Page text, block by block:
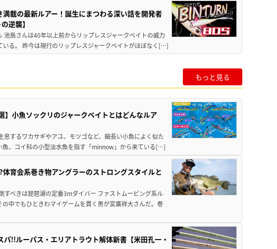
載の最新ルアー！誕生にまつわる深い話を開発者
逆襲】
島さんは40年以上前からリップレスジャークベイトの威力
る。 昨今は現行のリップレスジャークベイトがほぼなく[…]
もっと見る
】小魚ソックリのジャークベイトとはどんなルア
するワカサギやアユ、モツゴなど、細長い小魚によく似た
魚、コイ科の小型淡水魚を指す「minnow」から来ている[…]
育会系巻き物アングラーのストロングスタイルと
すべきは琵琶湖の定番3mダイバー ファストムービング系ル
中でもひときわマイゲームを貫く男が宮廣祥大さんだ。巻
!!ルーパス・エリアトラウト解体新書【米田孔一・